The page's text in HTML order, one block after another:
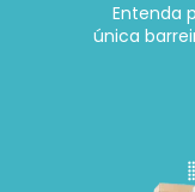
Entenda
única